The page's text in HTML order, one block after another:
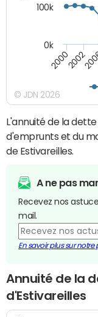
20002002
0k
100k
© JDN 2026
L'annuité de la
d'emprunts et du
de Estivareilles.
A ne pas
Recevez nos
mail.
En savoir plus sur
Annuité de la
d'Estivareilles